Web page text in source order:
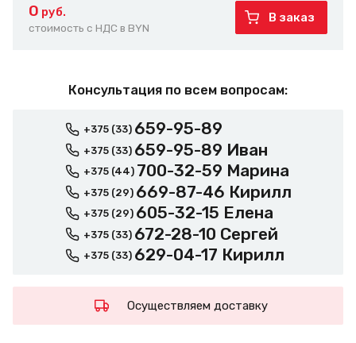
0 руб.
стоимость с НДС в BYN
В заказ
Консультация по всем вопросам:
+375 (33) 659-95-89
+375 (33) 659-95-89 Иван
+375 (44) 700-32-59 Марина
+375 (29) 669-87-46 Кирилл
+375 (29) 605-32-15 Елена
+375 (33) 672-28-10 Сергей
+375 (33) 629-04-17 Кирилл
Осуществляем доставку